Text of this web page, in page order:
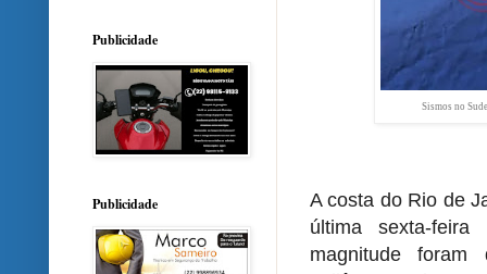
Sismos no
A costa do Rio de
última sexta-
magnitude
Publicidade
Publicidade